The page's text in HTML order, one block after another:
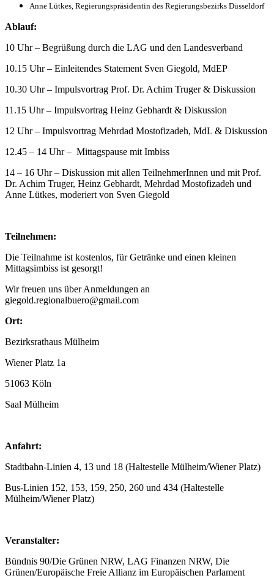
Anne Lütkes, Regierungspräsidentin des Regierungsbezirks Düsseldorf
Ablauf:
10 Uhr – Begrüßung durch die LAG und den Landesverband
10.15 Uhr – Einleitendes Statement Sven Giegold, MdEP
10.30 Uhr – Impulsvortrag Prof. Dr. Achim Truger & Diskussion
11.15 Uhr – Impulsvortrag Heinz Gebhardt & Diskussion
12 Uhr – Impulsvortrag Mehrdad Mostofizadeh, MdL & Diskussion
12.45 – 14 Uhr – Mittagspause mit Imbiss
14 – 16 Uhr – Diskussion mit allen TeilnehmerInnen und mit Prof.
Dr. Achim Truger, Heinz Gebhardt, Mehrdad Mostofizadeh und
Anne Lütkes, moderiert von Sven Giegold
Teilnehmen:
Die Teilnahme ist kostenlos, für Getränke und einen kleinen
Mittagsimbiss ist gesorgt!
Wir freuen uns über Anmeldungen an
giegold.regionalbuero@gmail.com
Ort:
Bezirksrathaus Mülheim
Wiener Platz 1a
51063 Köln
Saal Mülheim
Anfahrt:
Stadtbahn-Linien 4, 13 und 18 (Haltestelle Mülheim/Wiener Platz)
Bus-Linien 152, 153, 159, 250, 260 und 434 (Haltestelle
Mülheim/Wiener Platz)
Veranstalter:
Bündnis 90/Die Grünen NRW, LAG Finanzen NRW, Die
Grünen/Europäische Freie Allianz im Europäischen Parlament